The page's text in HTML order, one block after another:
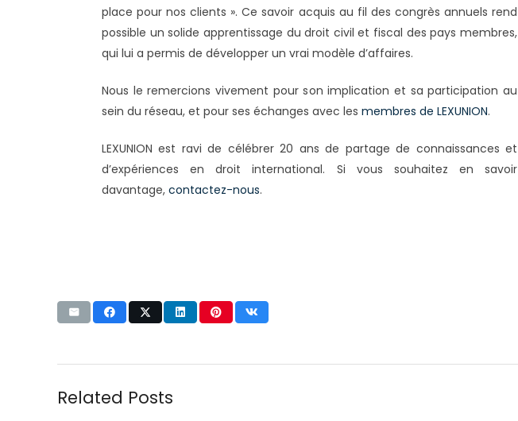
place pour nos clients ». Ce savoir acquis au fil des congrès annuels rend
possible un solide apprentissage du droit civil et fiscal des pays membres,
qui lui a permis de développer un vrai modèle d’affaires.
Nous le remercions vivement pour son implication et sa participation au
sein du réseau, et pour ses échanges avec les membres de LEXUNION.
LEXUNION est ravi de célébrer 20 ans de partage de connaissances et
d’expériences en droit international. Si vous souhaitez en savoir
davantage, contactez-nous.
Related Posts